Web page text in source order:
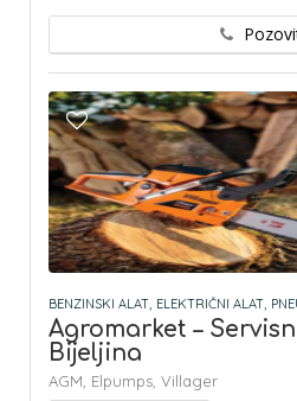
BENZINSKI ALAT, ELEKTRIČNI ALAT,
Agromarket –
Bijeljina
AGM, Elpumps, Villager